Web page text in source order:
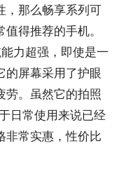
，那么畅享系列可
得推荐的手机。
力超强，即使是一
的屏幕采用了护眼
劳。虽然它的拍照
日常使用来说已经
非常实惠，性价比